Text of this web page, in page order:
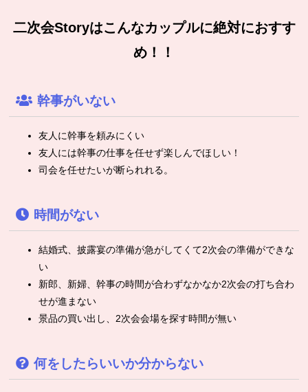
二次会Storyはこんなカップルに絶対におすす
め！！
幹事がいない
友人に幹事を頼みにくい
友人には幹事の仕事を任せず楽しんでほしい！
司会を任せたいが断られれる。
時間がない
結婚式、披露宴の準備が急がしてくて2次会の準備ができな
い
新郎、新婦、幹事の時間が合わずなかなか2次会の打ち合わ
せが進まない
景品の買い出し、2次会会場を探す時間が無い
何をしたらいいか分からない